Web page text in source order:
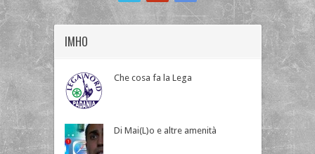
IMHO
Che cosa fa la Lega
Di Mai(L)o e altre amenità